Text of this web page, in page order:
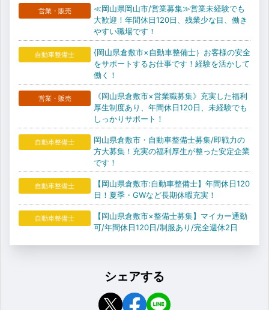
営業・販売
≪岡山県岡山市/営業募集≫営業未経験でも
大歓迎！年間休日120日、残業少な目、働き
やすい職場です！
自動車整備士
{岡山県倉敷市×自動車整備士｝お客様の安全
をサポートするお仕事です！経験を活かして
働く！
営業・販売
《岡山県倉敷市×営業職募集》充実した福利
厚生制度あり、年間休日120日、未経験でも
しっかりサポート！
自動車整備士
岡山県倉敷市・自動車整備士募集/即戦力の
方大募集！充実の福利厚生が整った安定企業
です！
自動車整備士
【岡山県倉敷市:自動車整備士】年間休日120
日！夏季・GWなど長期休暇充実！
自動車整備士
【岡山県倉敷市×整備士募集】マイカー通勤
可/年間休日120日/制服あり/完全週休2日
シェアする